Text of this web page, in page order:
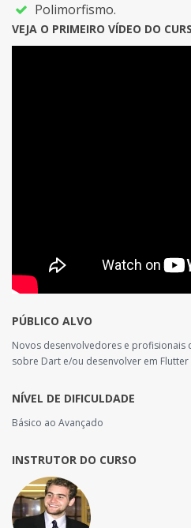
Polimorfismo.
VEJA O PRIMEIRO VÍDEO DO
PÚBLICO ALVO
Novos desenvolvedores e profisionais
sobre Dart e/ou desenvolver em Flutter
NÍVEL DE DIFICULDADE
Básico ao Avançado
INSTRUTOR DO CURSO